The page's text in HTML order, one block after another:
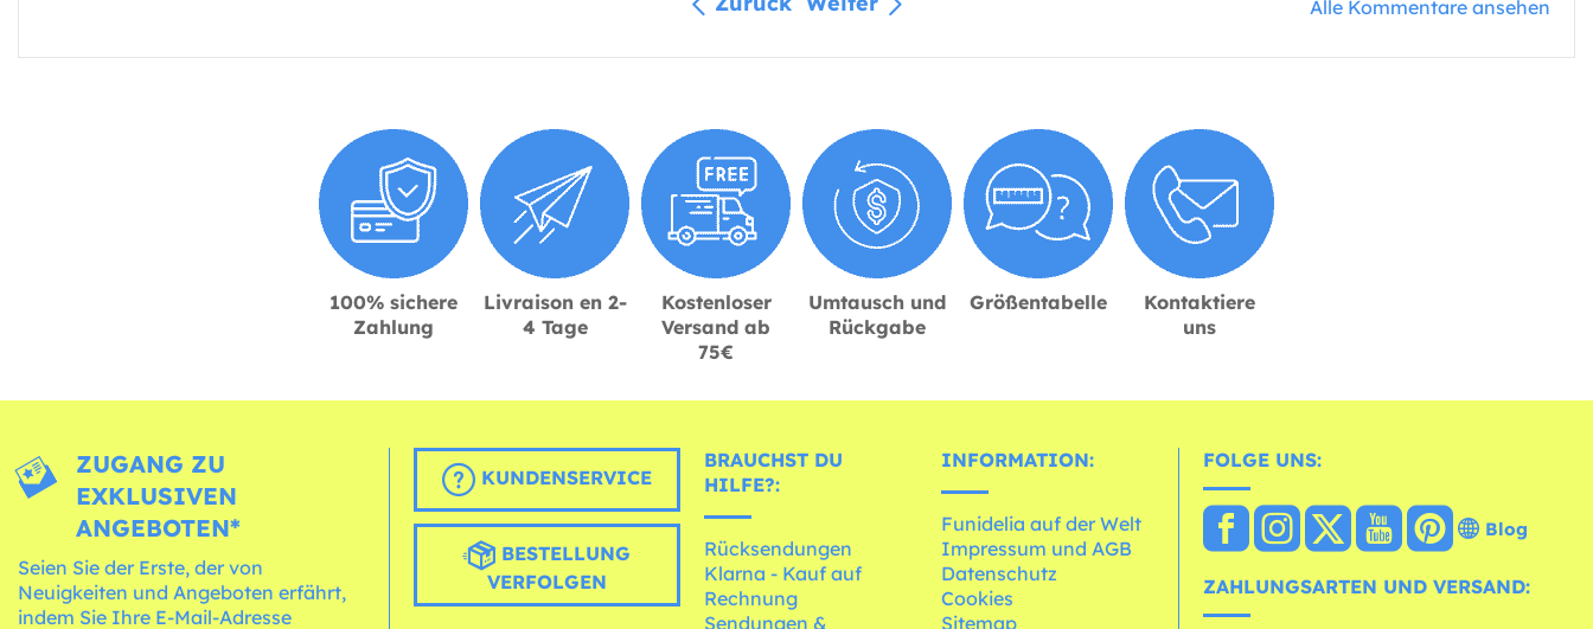
Alle Kommentare ansehen
100% sichere
Zahlung
Livraison en 2-
4 Tage
Kostenloser
Versand ab
75€
Umtausch und
Rückgabe
Größentabelle
Kontaktiere
uns
ZUGANG ZU
EXKLUSIVEN
ANGEBOTEN*
Seien Sie der Erste, der von
Neuigkeiten und Angeboten erfährt,
indem Sie Ihre E-Mail-Adresse
KUNDENSERVICE
BESTELLUNG
VERFOLGEN
BRAUCHST DU
HILFE?:
Rücksendungen
Klarna - Kauf auf
Rechnung
Sendungen &
INFORMATION:
Funidelia auf der Welt
Impressum und AGB
Datenschutz
Cookies
Sitemap
FOLGE UNS:
Blog
ZAHLUNGSARTEN UND VERSAND: